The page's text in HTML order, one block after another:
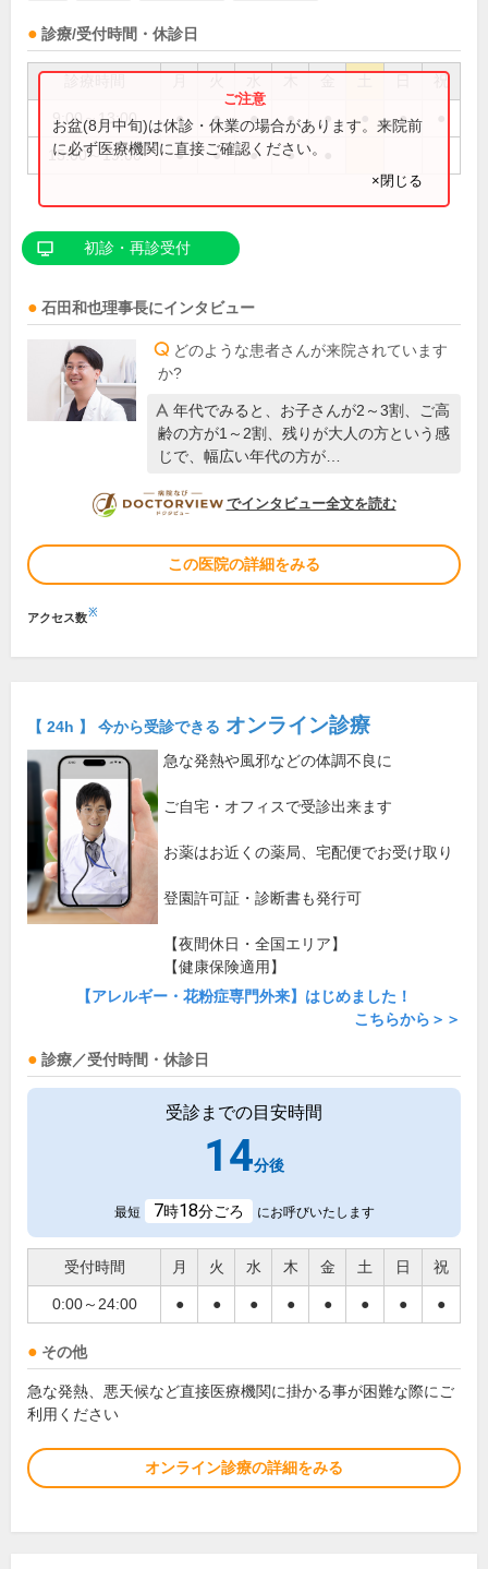
診療/受付時間・休診日
祝
9:00～13:00 ● ● ● ● ● ●
15:00～19:00 ● ● ● ●
お盆(8月中旬)は休診・休業の場合があります。来院前
に必ず医療機関に直接ご確認ください。
×閉じる
初診・再診受付
石田和也理事長にインタビュー
どのような患者さんが来院されています
か?
年代でみると、お子さんが2～3割、ご高
齢の方が1～2割、残りが大人の方という感
じで、幅広い年代の方が…
DOCTORVIEW
でインタビュー全文を読む
この医院の詳細をみる
アクセス数※
【 24h 】 今から受診できる オンライン診療
急な発熱や風邪などの体調不良に
ご自宅・オフィスで受診出来ます
お薬はお近くの薬局、宅配便でお受け取り
登園許可証・診断書も発行可
【夜間休日・全国エリア】
【健康保険適用】
【アレルギー・花粉症専門外来】はじめました！
こちらから＞＞
診療／受付時間・休診日
受診までの目安時間
14分後
最短 7時18分ごろ にお呼びいたします
受付時間 月 火 水 木 金 土 日 祝
0:00～24:00 ● ● ● ● ● ● ● ●
その他
急な発熱、悪天候など直接医療機関に掛かる事が困難な際にご
利用ください
オンライン診療の詳細をみる